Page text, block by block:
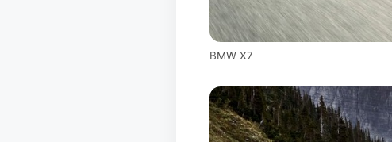
BMW X7